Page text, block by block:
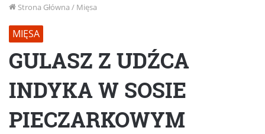
Strona Główna / Mięsa
MIĘSA
GULASZ Z UDŹCA
INDYKA W SOSIE
PIECZARKOWYM